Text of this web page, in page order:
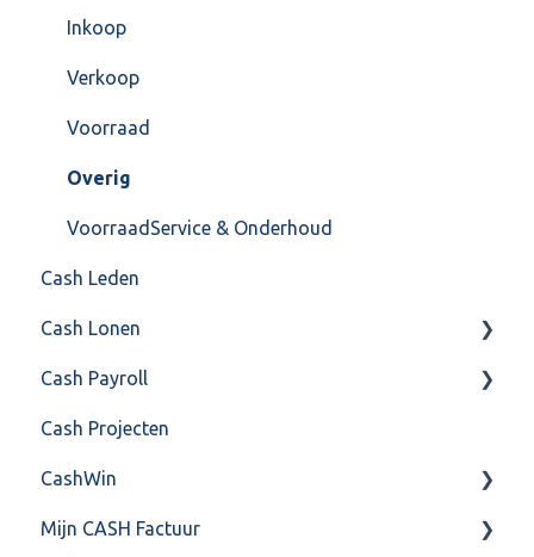
Instellingen
Algemeen
Formulierlayout
Inkoop
Verkoop
Voorraad
Overig
VoorraadService & Onderhoud
Cash Leden
Cash Lonen
Algemeen
Inrichting
Jaarafsluiting
Salarisberekening
Cash Payroll
Aangifte
Algemeen
Basis Training
Cash Projecten
CashWin
Overig
Mijn CASH Factuur